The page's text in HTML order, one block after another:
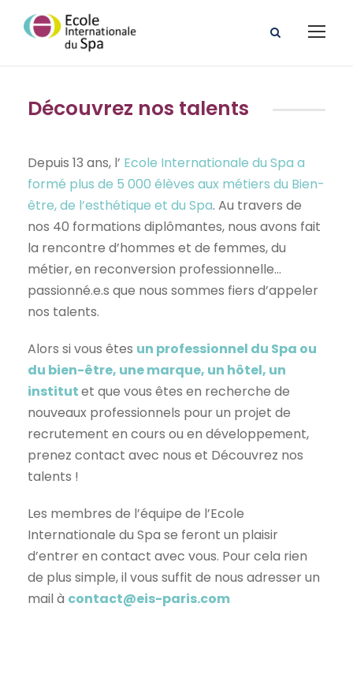
Découvrez nos talents
Depuis 13 ans, l’ Ecole Internationale du Spa a
formé plus de 5 000 élèves aux métiers du Bien-
être, de l’esthétique et du Spa. Au travers de
nos 40 formations diplômantes, nous avons fait
la rencontre d’hommes et de femmes, du
métier, en reconversion professionnelle…
passionné.e.s que nous sommes fiers d’appeler
nos talents.
Alors si vous êtes un professionnel du Spa ou
du bien-être, une marque, un hôtel, un
institutet que vous êtes en recherche de
nouveaux professionnels pour un projet de
recrutement en cours ou en développement,
prenez contact avec nous et Découvrez nos
talents !
Les membres de l’équipe de l’Ecole
Internationale du Spa se feront un plaisir
d’entrer en contact avec vous. Pour cela rien
de plus simple, il vous suffit de nous adresser un
mail à contact@eis-paris.com